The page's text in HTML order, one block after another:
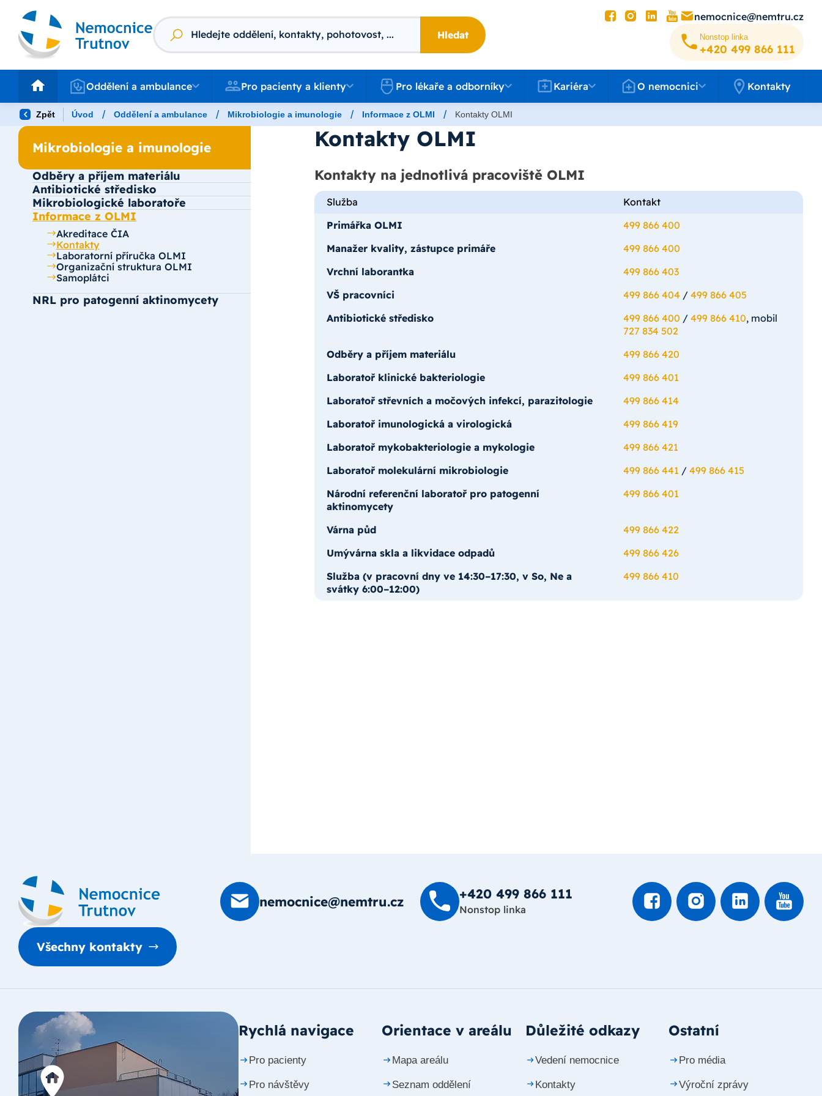
Vyhledávání
Hledat
nemocnice@nemtru.cz
Nonstop linka
+420 499 8­66 111
Oddělení a ambulance
Oddělení a ambulance Pro pacienty a klienty
Pro lékaře a odborníky
Pro lékaře a odborníky
Kariéra
Kariéra
O nemocnici
O nemocnici Kontakty
Zpět Úvod / Oddělení a ambulance / Mikrobiologie a imunologie / Informace z OLMI / Kontakty OLMI
Mikrobiologie a imunologie
Odběry a příjem materiálu
Antibiotické středisko
Mikrobiologické laboratoře
Informace z OLMI
Akreditace ČIA
Kontakty
Laboratorní příručka OLMI
Organizační struktura OLMI
Samoplátci
NRL pro patogenní aktinomycety
Kontakty OLMI
Kontakty na jednotlivá pracoviště OLMI
Služba
Kontakt
Primářka OLMI
499 866 400
Manažer kvality, zástupce primáře
499 866 400
Vrchní laborantka
499 866 403
VŠ pracovníci
499 866 404/ 499 866 405
Antibiotické středisko
499 866 400 / 499 866 410, mobil
727 834 502
Odběry a příjem materiálu
499 866 420
Laboratoř klinické bakteriologie
499 866 401
Laboratoř střevních a močových infekcí, parazitologie
499 866 414
Laboratoř imunologická a virologická
499 866 419
Laboratoř mykobakteriologie a mykologie
499 866 421
Laboratoř molekulární mikrobiologie
499 866 441 / 499 866 415
Národní referenční laboratoř pro patogenní
aktinomycety
499 866 401
Várna půd
499 866 422
Umývárna skla a likvidace odpadů
499 866 426
Služba(v pracovní dny ve 14:30–17:30, v So, Ne a
svátky 6:00–12:00)
499 866 410
nemocnice@nemtru.cz +420 499 8­66 111
Nonstop linka
Všechny kontakty
Rychlá navigace
Pro pacienty
Pro návštěvy
Orientace v areálu
Mapa areálu
Seznam oddělení
Důležité odkazy
Vedení nemocnice
Kontakty
Ostatní
Pro média
Výroční zprávy